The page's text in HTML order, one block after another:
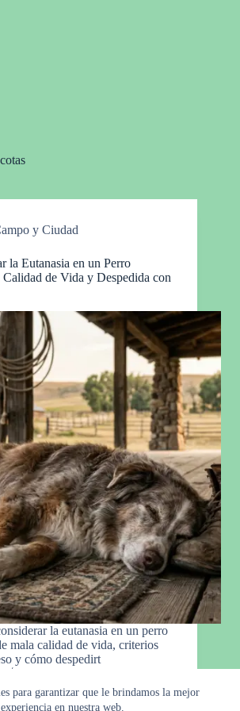
para garantizar que le brindamos la mejor
experiencia en nuestra web.
y Ciudad
la Eutanasia en un Perro
Calidad de Vida y Despedida con
la eutanasia en un perro
mala calidad de vida, criterios
y cómo despedirt